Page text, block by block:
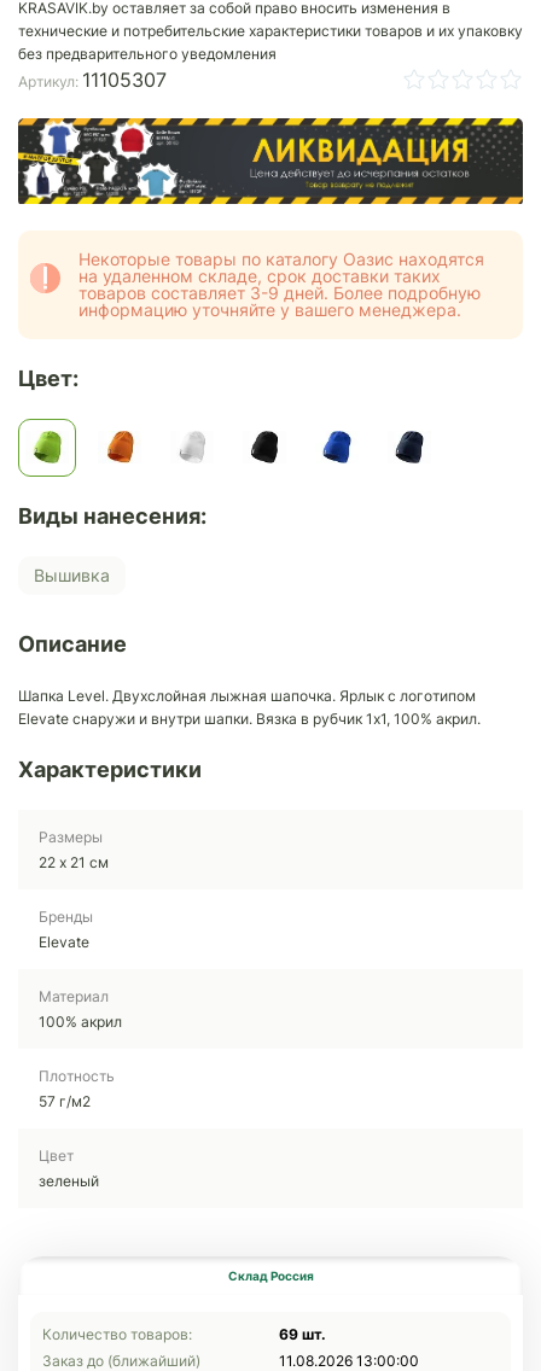
KRASAVIK.by оставляет за собой право вносить изменения в
технические и потребительские характеристики товаров и их упаковку
без предварительного уведомления
Артикул: 11105307
Некоторые товары по каталогу Оазис находятся
на удаленном складе, срок доставки таких
товаров составляет 3-9 дней. Более подробную
информацию уточняйте у вашего менеджера.
Цвет:
Виды нанесения:
Вышивка
Описание
Шапка Level. Двухслойная лыжная шапочка. Ярлык с логотипом
Elevate снаружи и внутри шапки. Вязка в рубчик 1х1, 100% акрил.
Характеристики
Размеры
22 х 21 см
Бренды
Elevate
Материал
100% акрил
Плотность
57 г/м2
Цвет
зеленый
Склад Россия
Количество товаров:
69 шт.
Заказ до (ближайший)
11.08.2026 13:00:00